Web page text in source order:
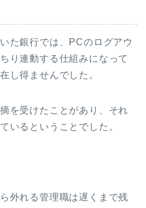
た銀行では、PCのログアウ
り連動する仕組みになって
し得ませんでした。
を受けたことがあり、それ
いるということでした。
外れる管理職は遅くまで残